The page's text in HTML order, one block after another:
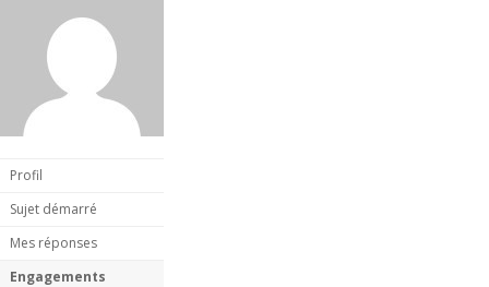
Profil
Sujet démarré
Mes réponses
Engagements